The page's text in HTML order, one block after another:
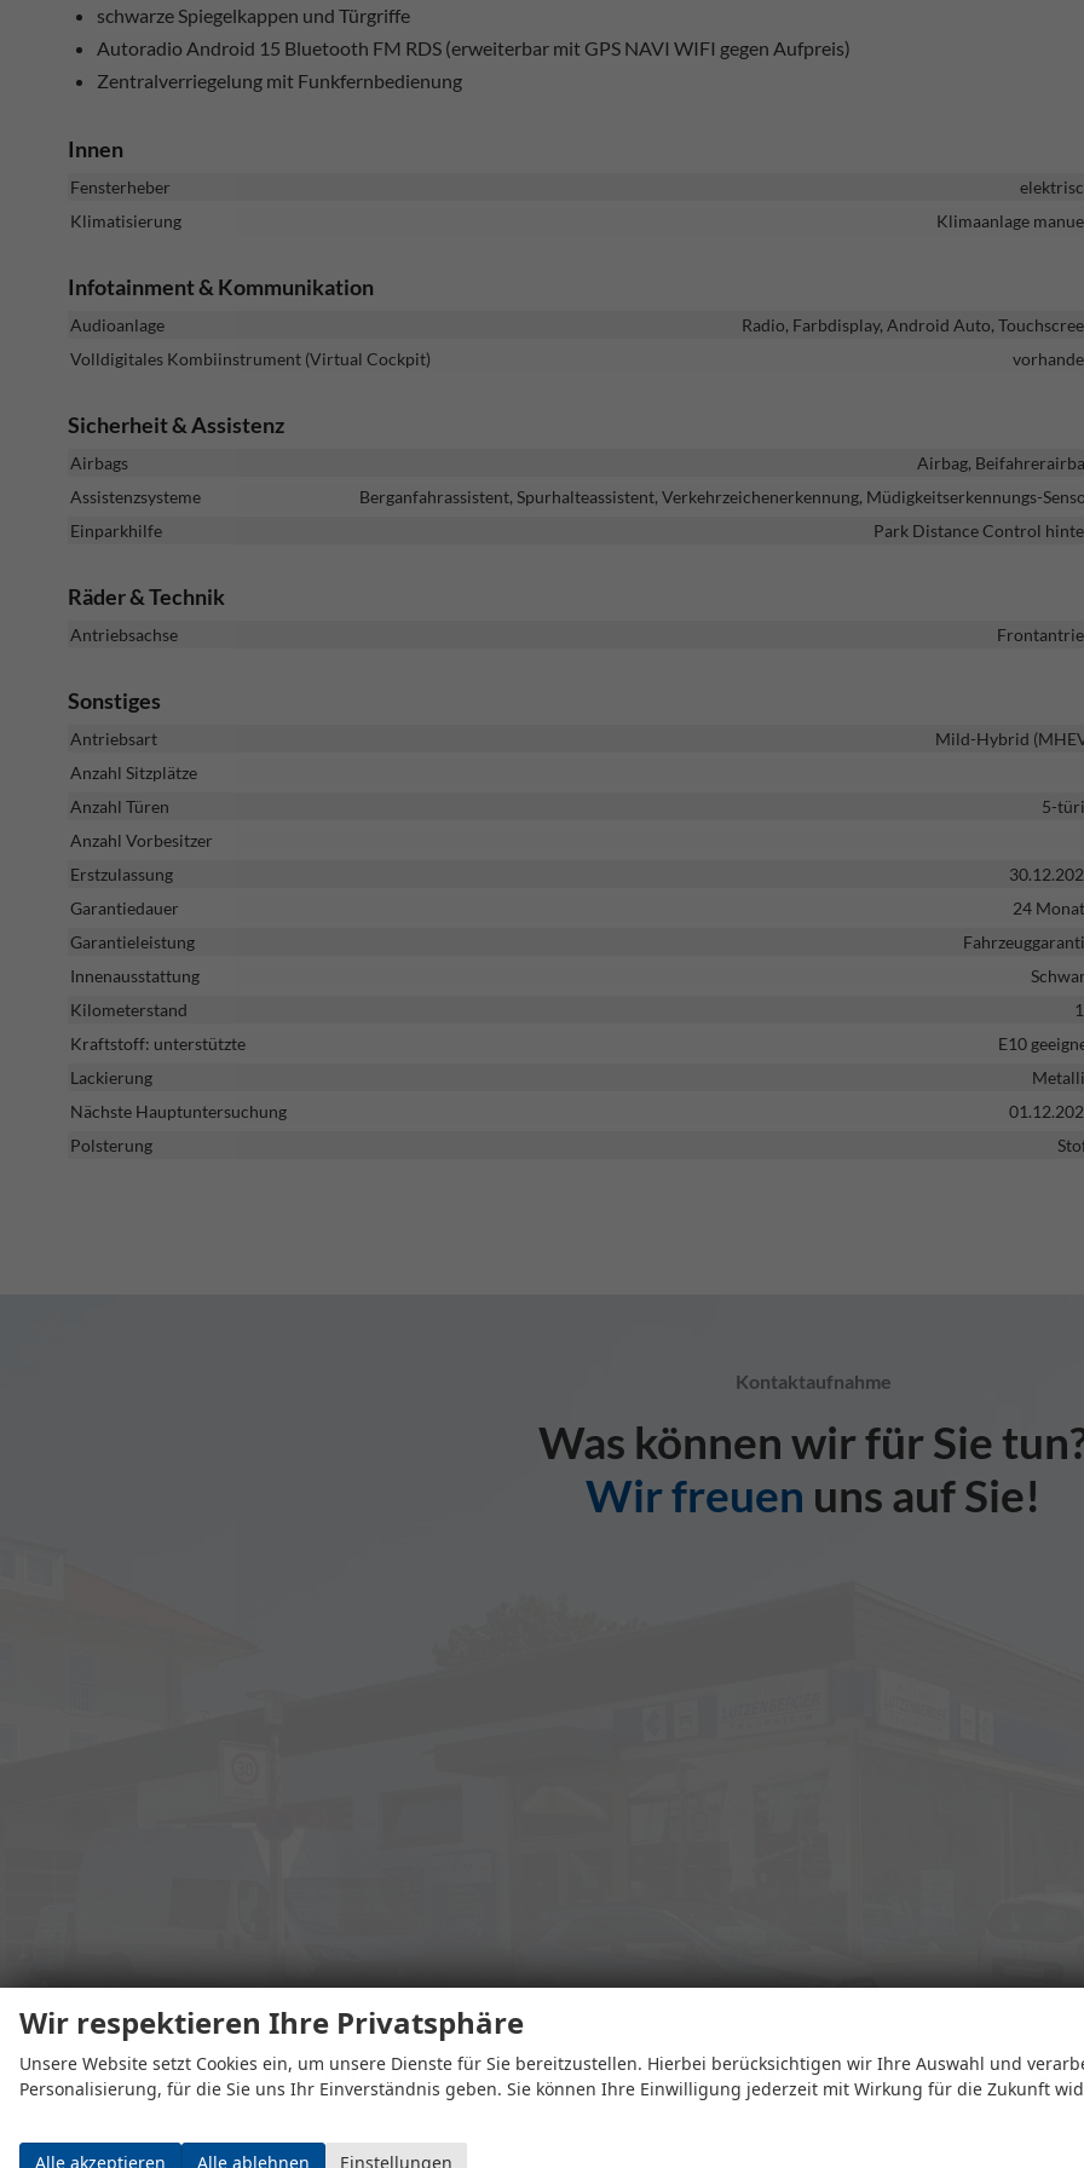
schwarze Spiegelkappen und Türgriffe
Autoradio Android 15 Bluetooth FM RDS (erweiterbar mit GPS NAVI WIFI gegen Aufpreis)
Zentralverriegelung mit Funkfernbedienung
Innen
Fensterheber
Klimatisierung
Klimaanlage
Infotainment & Kommunikation
Audioanlage
Radio, Farbdisplay, Android Auto,
Volldigitales Kombiinstrument (Virtual Cockpit)
Sicherheit & Assistenz
Airbags
Airbag,
Assistenzsysteme
Berganfahrassistent, Spurhalteassistent, Verkehrzeichenerkennung, Müdigkeitserkennungs-
Einparkhilfe
Park Distance Control
Räder & Technik
Antriebsachse
Sonstiges
Antriebsart
Mild-Hybrid
Anzahl Sitzplätze
Anzahl Türen
5-
Anzahl Vorbesitzer
Erstzulassung
Garantiedauer
24
Garantieleistung
Innenausstattung
Kilometerstand
Kraftstoff: unterstützte
E10
Lackierung
Nächste Hauptuntersuchung
Polsterung
Kontaktaufnahme
Was können wir für Sie
Wir freuen uns auf Sie!
Adresse Öffnungszeiten
Wir respektieren Ihre Privatsphäre
Unsere Website setzt Cookies ein, um unsere Dienste für Sie bereitzustellen. Hierbei berücksichtigen wir Ihre Auswahl und
Personalisierung, für die Sie uns Ihr Einverständnis geben. Sie können Ihre Einwilligung jederzeit mit Wirkung für die Zukunft
Alle akzeptieren Alle ablehnen Einstellungen